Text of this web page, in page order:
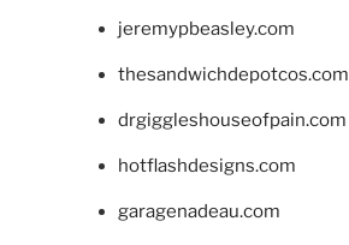
jeremypbeasley.com
thesandwichdepotcos.com
drgiggleshouseofpain.com
hotflashdesigns.com
garagenadeau.com